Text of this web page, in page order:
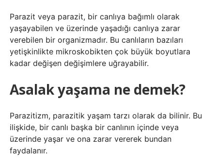
Parazit veya parazit, bir canlıya bağımlı olarak
yaşayabilen ve üzerinde yaşadığı canlıya zarar
verebilen bir organizmadır. Bu canlıların bazıları
yetişkinlikte mikroskobikten çok büyük boyutlara
kadar değişen değişimlere uğrayabilir.
Asalak yaşama ne demek?
Parazitizm, parazitik yaşam tarzı olarak da bilinir. Bu
ilişkide, bir canlı başka bir canlının içinde veya
üzerinde yaşar ve ona zarar vererek bundan
faydalanır.